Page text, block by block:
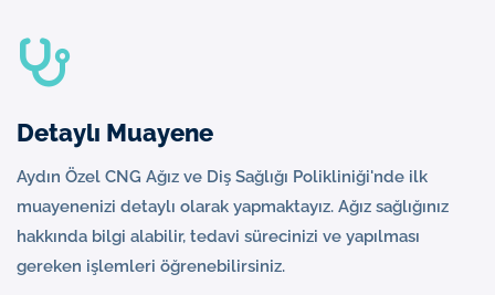
Detaylı Muayene
Aydın Özel CNG Ağız ve Diş Sağlığı Polikliniği'nde ilk
muayenenizi detaylı olarak yapmaktayız. Ağız sağlığınız
hakkında bilgi alabilir, tedavi sürecinizi ve yapılması
gereken işlemleri öğrenebilirsiniz.